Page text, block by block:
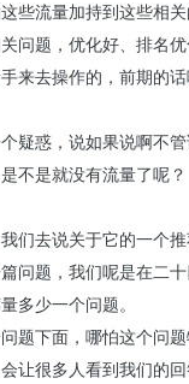
些流量加持到这些相
问题，优化好、排名
来去操作的，前期的
疑惑，说如果说啊不
不是就没有流量了呢？
们去说关于它的一个推
问题，我们呢是在二
多少一个问题。
题下面，哪怕这个问
让很多人看到我们的